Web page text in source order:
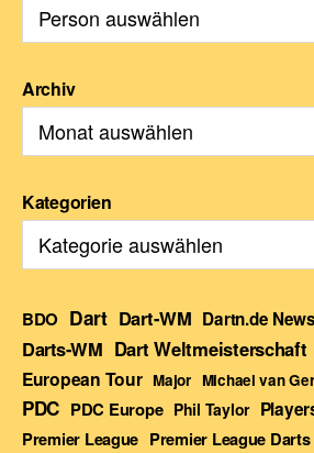
Archiv
Kategorien
BDO Dart Dart-WM Dartn.de
Darts-WM Dart Weltmeisterschaft
European Tour Major Michael van
PDC PDC Europe Phil Taylor
Premier League Premier League Darts